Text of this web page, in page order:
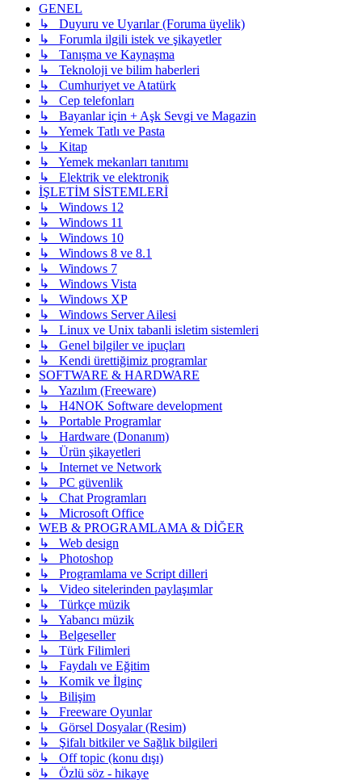
GENEL
↳ Duyuru ve Uyarılar (Foruma üyelik)
↳ Forumla ilgili istek ve şikayetler
↳ Tanışma ve Kaynaşma
↳ Teknoloji ve bilim haberleri
↳ Cumhuriyet ve Atatürk
↳ Cep telefonları
↳ Bayanlar için + Aşk Sevgi ve Magazin
↳ Yemek Tatlı ve Pasta
↳ Kitap
↳ Yemek mekanları tanıtımı
↳ Elektrik ve elektronik
İŞLETİM SİSTEMLERİ
↳ Windows 12
↳ Windows 11
↳ Windows 10
↳ Windows 8 ve 8.1
↳ Windows 7
↳ Windows Vista
↳ Windows XP
↳ Windows Server Ailesi
↳ Linux ve Unix tabanli isletim sistemleri
↳ Genel bilgiler ve ipuçları
↳ Kendi ürettiğimiz programlar
SOFTWARE & HARDWARE
↳ Yazılım (Freeware)
↳ H4NOK Software development
↳ Portable Programlar
↳ Hardware (Donanım)
↳ Ürün şikayetleri
↳ Internet ve Network
↳ PC güvenlik
↳ Chat Programları
↳ Microsoft Office
WEB & PROGRAMLAMA & DİĞER
↳ Web design
↳ Photoshop
↳ Programlama ve Script dilleri
↳ Video sitelerinden paylaşımlar
↳ Türkçe müzik
↳ Yabancı müzik
↳ Belgeseller
↳ Türk Filimleri
↳ Faydalı ve Eğitim
↳ Komik ve İlginç
↳ Bilişim
↳ Freeware Oyunlar
↳ Görsel Dosyalar (Resim)
↳ Şifalı bitkiler ve Sağlık bilgileri
↳ Off topic (konu dışı)
↳ Özlü söz - hikaye